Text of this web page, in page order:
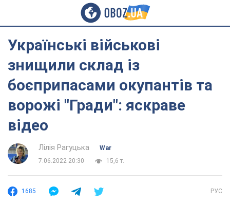
Українські військові
знищили склад із
боєприпасами окупантів та
ворожі "Гради": яскраве
відео
Лілія Рагуцька
War
7.06.2022 20:30
15,6 т.
1685 РУС